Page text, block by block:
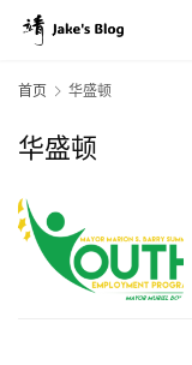
首页 华盛顿
华盛顿